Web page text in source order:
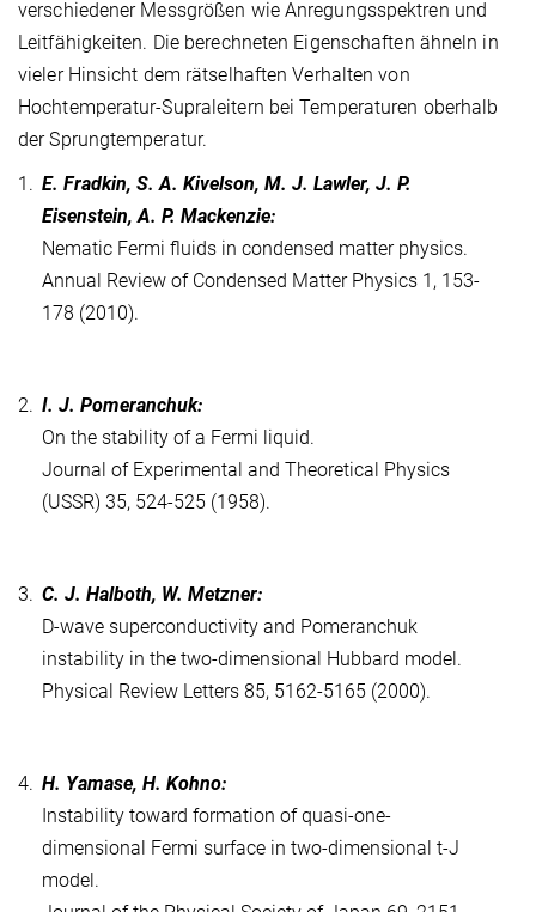
verschiedener Messgrößen wie Anregungsspektren und
Leitfähigkeiten. Die berechneten Eigenschaften ähneln in
vieler Hinsicht dem rätselhaften Verhalten von
Hochtemperatur-Supraleitern bei Temperaturen oberhalb
der Sprungtemperatur.
1. E. Fradkin, S. A. Kivelson, M. J. Lawler, J. P.
Eisenstein, A. P. Mackenzie:
Nematic Fermi fluids in condensed matter physics.
Annual Review of Condensed Matter Physics 1, 153-
178 (2010).
2. I. J. Pomeranchuk:
On the stability of a Fermi liquid.
Journal of Experimental and Theoretical Physics
(USSR) 35, 524-525 (1958).
3. C. J. Halboth, W. Metzner:
D-wave superconductivity and Pomeranchuk
instability in the two-dimensional Hubbard model.
Physical Review Letters 85, 5162-5165 (2000).
4. H. Yamase, H. Kohno:
Instability toward formation of quasi-one-
dimensional Fermi surface in two-dimensional t-J
model.